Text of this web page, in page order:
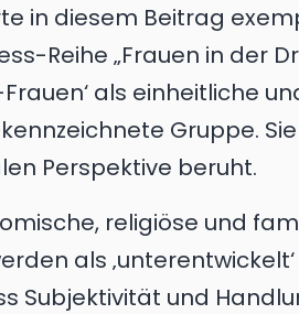
in diesem Beitrag
Reihe „Frauen in der
als einheitliche
Gruppe.
Perspektive beruht.
religiöse und
als
Subjektivität und